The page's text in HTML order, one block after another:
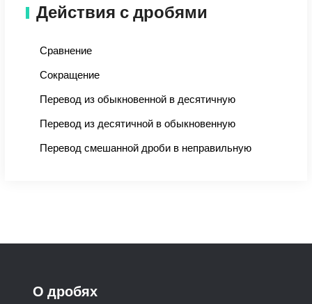
Действия с дробями
Сравнение
Сокращение
Перевод из обыкновенной в десятичную
Перевод из десятичной в обыкновенную
Перевод смешанной дроби в неправильную
О дробях